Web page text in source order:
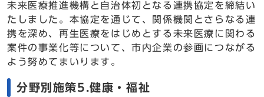
未来医療推進機構と自治体初となる連携協定を締結い
たしました。本協定を通じて、関係機関とさらなる連
携を深め、再生医療をはじめとする未来医療に関わる
案件の事業化等について、市内企業の参画につながる
よう努めてまいります。
分野別施策5.健康・福祉